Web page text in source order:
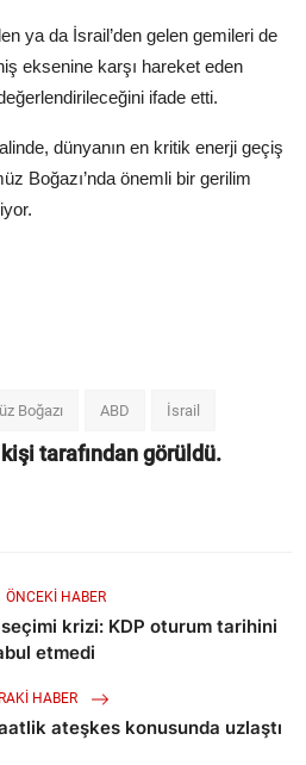
ya da İsrail’den gelen gemileri de
eksenine karşı hareket eden
ifade etti.
dünyanın en kritik enerji geçiş
Boğazı’nda önemli bir gerilim
Boğazı ABD İsrail
kişi tarafından görüldü.
ÖNCEKI HABER
seçimi krizi: KDP oturum tarihini
etmedi
HABER
ateşkes konusunda uzlaştı